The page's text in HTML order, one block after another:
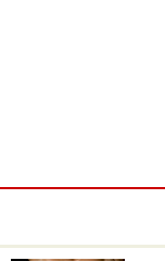
な筋肉です。